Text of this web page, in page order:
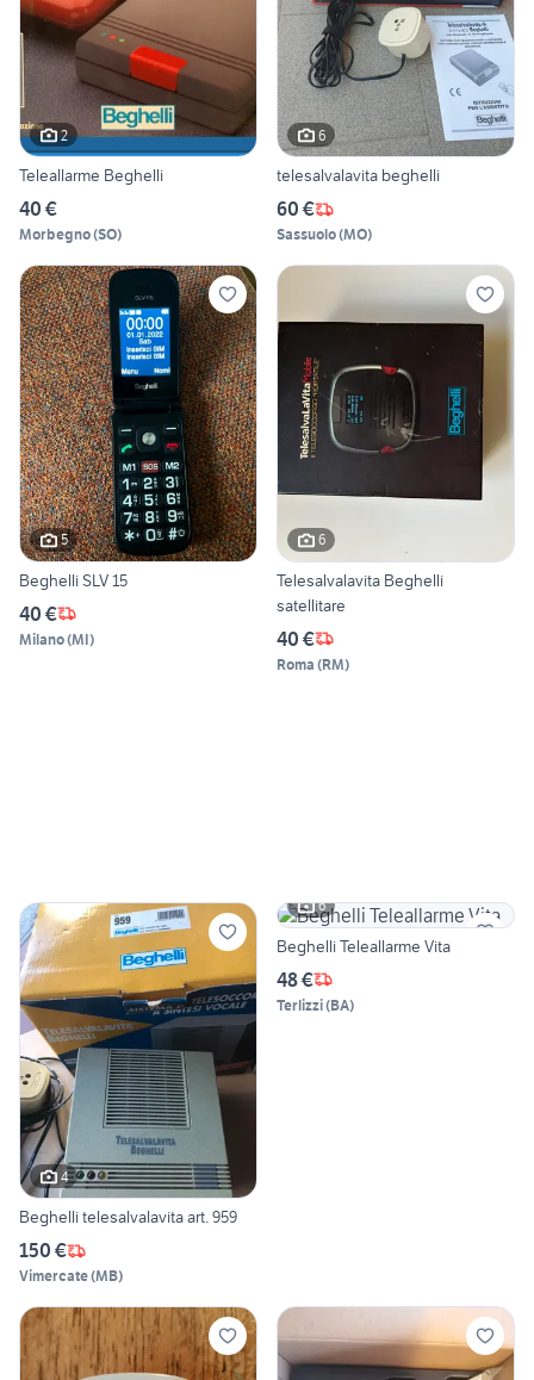
2
Teleallarme Beghelli
40 €
Morbegno(SO)
6
telesalvalavita beghelli
60 €
Sassuolo(MO)
5
Beghelli SLV 15
40 €
Milano(MI)
6
Telesalvalavita Beghelli
satellitare
40 €
Roma (RM)
4
Beghelli telesalvalavita art. 959
150 €
Vimercate(MB)
6
Beghelli Teleallarme Vita
48 €
Terlizzi(BA)